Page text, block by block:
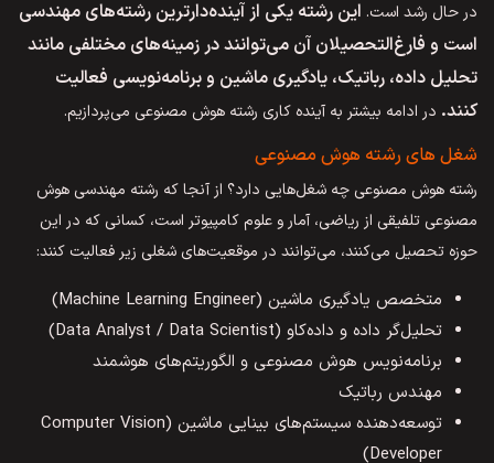
در حال رشد است. این رشته یکی از آینده‌دارترین رشته‌های مهندسی
است و فارغ‌التحصیلان آن می‌توانند در زمینه‌های مختلفی مانند
تحلیل داده، رباتیک، یادگیری ماشین و برنامه‌نویسی فعالیت
کنند. در ادامه بیشتر به آینده کاری رشته هوش مصنوعی می‌پردازیم.
شغل‌ های رشته هوش مصنوعی
رشته هوش مصنوعی چه شغل‌هایی دارد؟ از آنجا که رشته مهندسی هوش
مصنوعی تلفیقی از ریاضی، آمار و علوم کامپیوتر است، کسانی که در این
حوزه تحصیل می‌کنند، می‌توانند در موقعیت‌های شغلی زیر فعالیت کنند:
متخصص یادگیری ماشین (Machine Learning Engineer)
تحلیل‌گر داده و داده‌کاو (Data Analyst / Data Scientist)
برنامه‌نویس هوش مصنوعی و الگوریتم‌های هوشمند
مهندس رباتیک
توسعه‌دهنده سیستم‌های بینایی ماشین (Computer Vision
Developer)